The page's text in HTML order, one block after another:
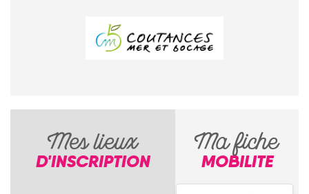
Mes lieux
D'INSCRIPTION Ma fiche
MOBILITE